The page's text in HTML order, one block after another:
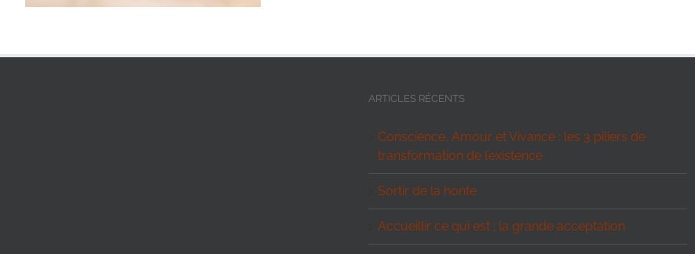
ARTICLES RÉCENTS
Conscience, Amour et Vivance : les 3 piliers de
transformation de l’existence
Sortir de la honte
Accueillir ce qui est : la grande acceptation